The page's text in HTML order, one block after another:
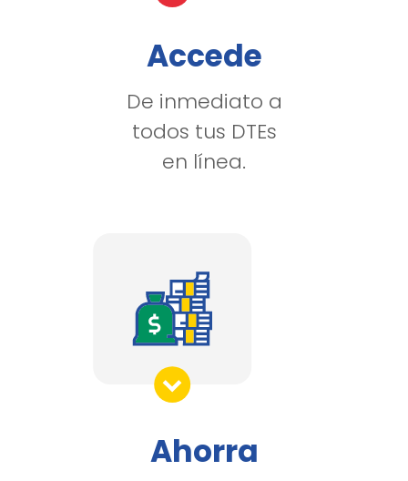
Accede
De inmediato a
todos tus DTEs
en línea.
Ahorra